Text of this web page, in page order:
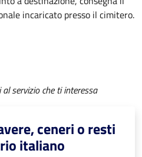
incaricato presso il cimitero.
servizio che ti interessa
ceneri o resti
italiano